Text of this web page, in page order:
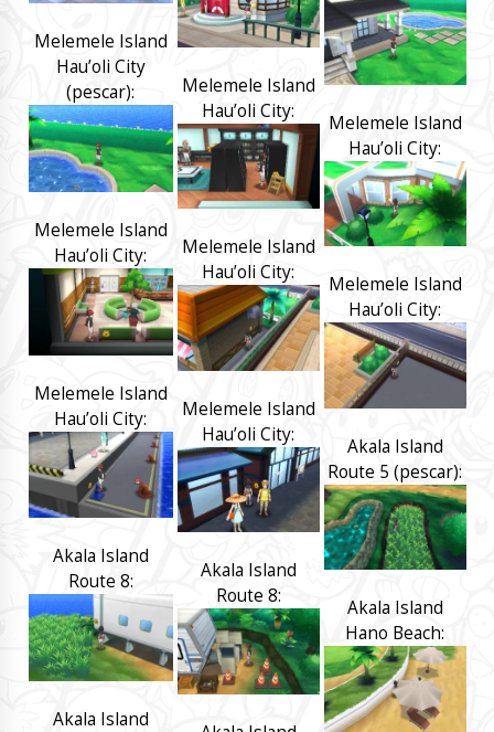
Melemele Island
Hau’oli City
(pescar):
Melemele Island
Hau’oli City:
Melemele Island
Hau’oli City:
Akala Island
Route 8:
Akala Island
Melemele Island
Hau’oli City:
Melemele Island
Hau’oli City:
Melemele Island
Hau’oli City:
Akala Island
Route 8:
Melemele Island
Hau’oli City:
Melemele Island
Hau’oli City:
Akala Island
Route 5 (pescar):
Akala Island
Hano Beach: